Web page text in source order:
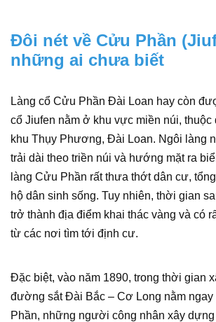
Đôi nét về Cửu Phần
những ai chưa biết
Làng cổ Cửu Phần Đài Loan hay còn
cổ Jiufen nằm ở khu vực miền núi, thuộc
khu Thụy Phương, Đài Loan. Ngôi làng
trải dài theo triền núi và hướng mặt ra
làng Cửu Phần rất thưa thớt dân cư,
hộ dân sinh sống. Tuy nhiên, thời gian
trở thành địa điểm khai thác vàng và có
từ các nơi tìm tới định cư.
Đặc biệt, vào năm 1890, trong thời gian
đường sắt Đài Bắc – Cơ Long nằm ngay
Phần, những người công nhân xây dựng